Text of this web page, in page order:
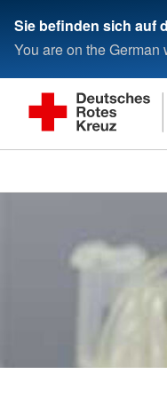
Sie befinden sich auf
You are on the